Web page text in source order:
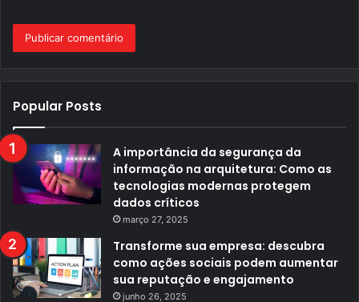
Popular Posts
A importância da segurança da
informação na arquitetura: Como as
tecnologias modernas protegem
dados críticos
março 27, 2025
Transforme sua empresa: descubra
como ações sociais podem aumentar
sua reputação e engajamento
junho 26, 2025